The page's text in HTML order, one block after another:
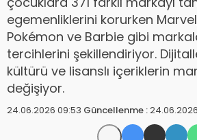
egemenliklerini korurken
Pokémon ve Barbie gibi
tercihlerini şekillendiriyor.
kültürü ve lisanslı içeriklerin
değişiyor.
24.06.2026 09:53 Güncellenme :24.06.2026